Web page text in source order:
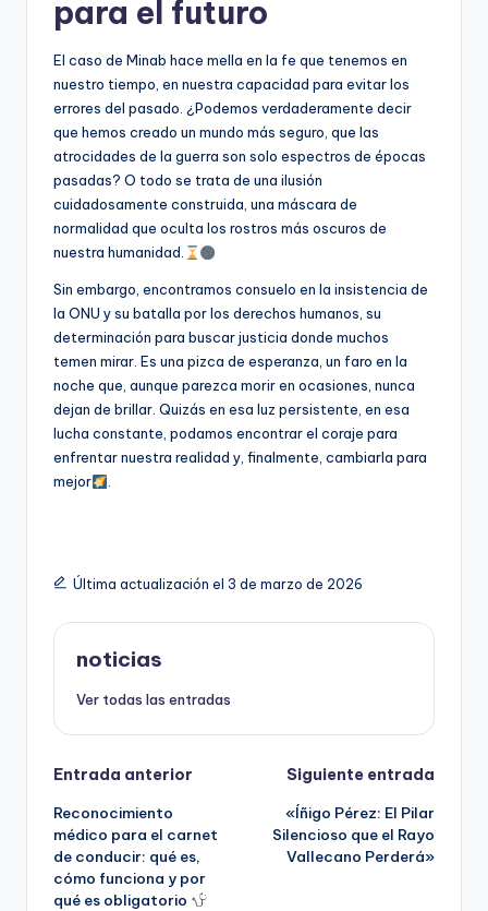
para el futuro
El caso de Minab hace mella en la fe que tenemos en
nuestro tiempo, en nuestra capacidad para evitar los
errores del pasado. ¿Podemos verdaderamente decir
que hemos creado un mundo más seguro, que las
atrocidades de la guerra son solo espectros de épocas
pasadas? O todo se trata de una ilusión
cuidadosamente construida, una máscara de
normalidad que oculta los rostros más oscuros de
nuestra humanidad.
Sin embargo, encontramos consuelo en la insistencia de
la ONU y su batalla por los derechos humanos, su
determinación para buscar justicia donde muchos
temen mirar. Es una pizca de esperanza, un faro en la
noche que, aunque parezca morir en ocasiones, nunca
dejan de brillar. Quizás en esa luz persistente, en esa
lucha constante, podamos encontrar el coraje para
enfrentar nuestra realidad y, finalmente, cambiarla para
mejor
.
Última actualización el 3 de marzo de 2026
noticias
Ver todas las entradas
Navegación
de
entradas
Entrada anterior
Reconocimiento
médico para el carnet
de conducir: qué es,
cómo funciona y por
qué es obligatorio
Siguiente entrada
«Íñigo Pérez: El Pilar
Silencioso que el Rayo
Vallecano Perderá»